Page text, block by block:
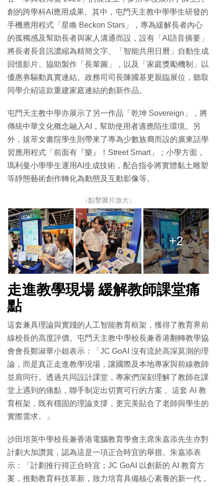
創的跨學科AI應用成果。其中，屯門天主教中學學生研發的
手機應用程式「星喚 Beckon Stars」，專為緩解長者內心
的孤獨感及幫助長者與家人溝通而設，設有「AI語音摘要」
將長者長音訊濃縮為精簡文字、「智能共用日曆」自動生成
回憶影片、協助製作「長輩圖」，以及「家庭獎勵機制」以
優惠券驅動真實連結。政務司司長陳國基更親臨展位，聽取
同學介紹這款重建家庭連結的創新作品。
屯門天主教中學亦展示了另一作品「乾坤 Sovereign」，將
傳統中華文化概念融入AI，幫助使用者適應陌生環境。另
外，拔萃女書院學生則帶來了專為少數族裔而設的廣東話學
習應用程式「前面有『樂』！Street Smart」；小學方面，
瑪利曼小學學生運用AI生成技術，配合指令將實體黏土雕塑
等靜態藝術創作轉化為動態及互動影像等。
↓點擊圖片放大↓
+2
走進教學現場 緩解教師課堂痛
點
這套兼具理論與實踐的人工智能教育框架，獲得了教育界前
線校長的高度評價。屯門天主教中學校長兼香港翻轉教學協
會會長鄭淑華小姐表示：「JC GoAI 沒有流於高深莫測的理
論，而是真正走進教學現場，讓國際及本地專家與前線教師
並肩同行。透過共同設計課堂，專家們深刻理解了教師在課
堂上遇到的痛點，聯手制定出切實可行的方案 。這套 AI 教
育框架，既有穩固的理論支撐，更完美貼合了老師與學生的
實際需求。」
沙田培英中學校長兼香港電腦教育學會主席朱嘉添先生亦對
計劃大加讚賞，認為這是一項正合時宜的舉措。朱嘉添表
示：「計劃推行得正合時宜；JC GoAI 以創新的 AI 教育方
案，推動教育科技革新，致力培育具備核心素養的新一代，